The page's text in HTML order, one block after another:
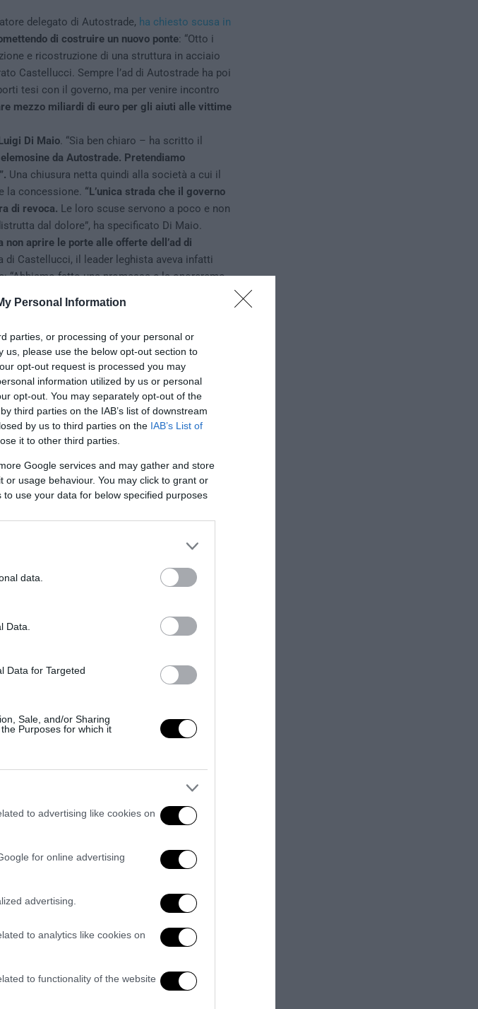
Personal Information
parties, or processing of your personal or
please use the below opt-out section to
opt-out request is processed you may
information utilized by us or personal
opt-out. You may separately opt-out of the
third parties on the IAB’s list of downstream
by us to third parties on the IAB’s List of
it to other third parties.
Google services and may gather and store
usage behaviour. You may click to grant or
use your data for below specified purposes
data.
Data.
Data for Targeted
Sale, and/or Sharing
Purposes for which it
to advertising like cookies on
for online advertising
advertising.
to analytics like cookies on
to functionality of the website
delegato di Autostrade, ha chiesto scusa in
di costruire un nuovo ponte: “Otto i
e ricostruzione di una struttura in acciaio
Castellucci. Sempre l’ad di Autostrade ha poi
tesi con il governo, ma per venire incontro
mezzo miliardi di euro per gli aiuti alle vittime
Di Maio. “Sia ben chiaro – ha scritto il
da Autostrade. Pretendiamo
Una chiusura netta quindi alla società a cui il
la concessione. “L’unica strada che il governo
di revoca. Le loro scuse servono a poco e non
dal dolore”, ha specificato Di Maio.
aprire le porte alle offerte dell’ad di
di Castellucci, il leader leghista aveva infatti
“Abbiamo fatto una promessa e la onoreremo
Nave Diciotti con 177 clandestini a bordo,
Salvini sfida l'Ue: "Ci aiuti o li rimandiamo in